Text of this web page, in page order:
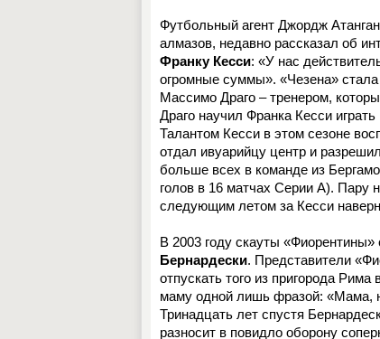
Футбольный агент Джордж
алмазов, недавно рассказал об
Франку Кесси: «У нас
огромные суммы». «Чезена»
Массимо Драго – тренером,
Драго научил Франка Кесси
Талантом Кесси в этом сезоне
отдал ивуарийцу центр и
больше всех в команде из
голов в 16 матчах Серии А). Пару
следующим летом за Кесси
В 2003 году скауты
Бернардески. Представители
отпускать того из пригорода
маму одной лишь фразой: «Мама,
Тринадцать лет спустя
разносит в повидло оборону